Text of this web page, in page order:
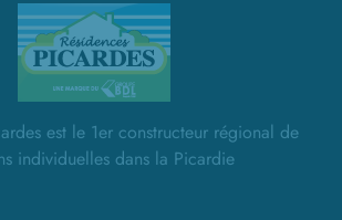
est le 1er constructeur régional de
individuelles dans la Picardie